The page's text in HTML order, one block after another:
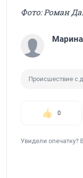
Фото: Роман
Происшествие с
0
Увидели опечатку?